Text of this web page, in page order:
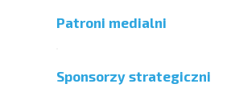
Patroni medialni
Sponsorzy strategiczni